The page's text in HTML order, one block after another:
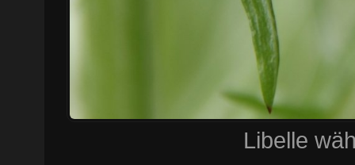
Libelle